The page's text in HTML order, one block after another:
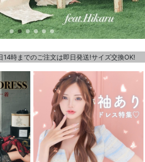
時までのご注文は即日発送!サイズ交換OK!